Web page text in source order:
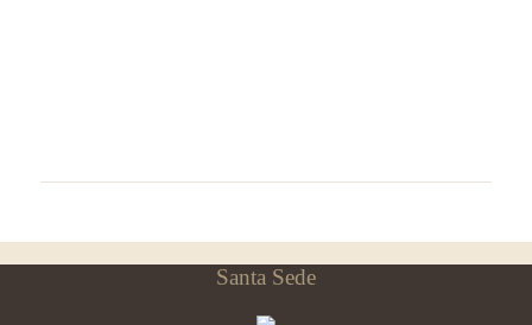
Santa Sede